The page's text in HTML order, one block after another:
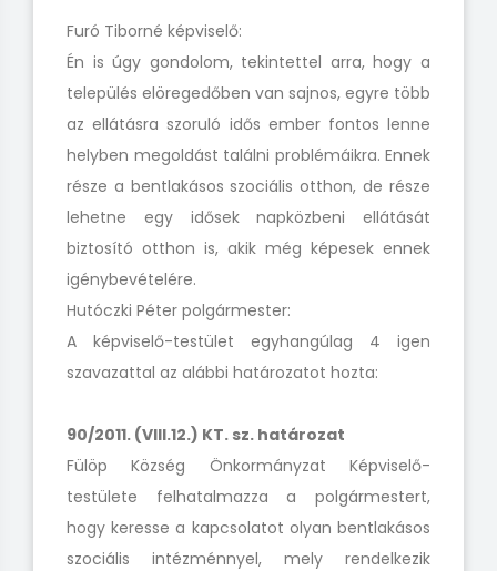
Furó Tiborné képviselő:
Én is úgy gondolom, tekintettel arra, hogy a
település elöregedőben van sajnos, egyre több
az ellátásra szoruló idős ember fontos lenne
helyben megoldást találni problémáikra. Ennek
része a bentlakásos szociális otthon, de része
lehetne egy idősek napközbeni ellátását
biztosító otthon is, akik még képesek ennek
igénybevételére.
Hutóczki Péter polgármester:
A képviselő-testület egyhangúlag 4 igen
szavazattal az alábbi határozatot hozta:
90/2011. (VIII.12.) KT. sz. határozat
Fülöp Község Önkormányzat Képviselő-
testülete felhatalmazza a polgármestert,
hogy keresse a kapcsolatot olyan bentlakásos
szociális intézménnyel, mely rendelkezik